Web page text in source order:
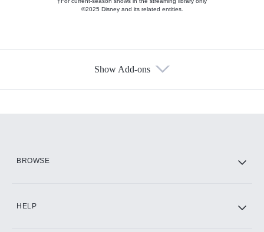
©2025 Disney and its related entities.
Show Add-ons
BROWSE
HELP